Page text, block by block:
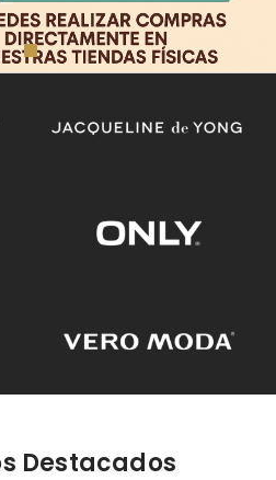
Destacados